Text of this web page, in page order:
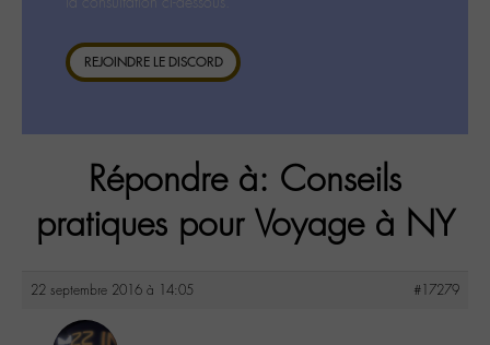
REJOINDRE LE DISCORD
Répondre à: Conseils
pratiques pour Voyage à NY
22 septembre 2016 à 14:05 #17279